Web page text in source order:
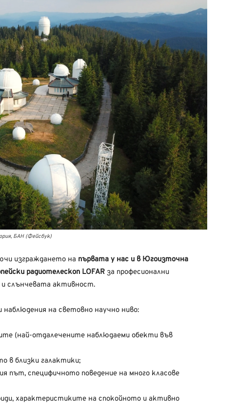
БАН (Фейсбук)
изграждането на първата у нас и в Югоизточна
радиотелескоп LOFAR за професионални
и слънчевата активност.
на световно научно ниво:
(най-отдалечените наблюдаеми обекти във
в близки галактики;
път, специфичното поведение на много класове
характеристиките на спокойното и активно